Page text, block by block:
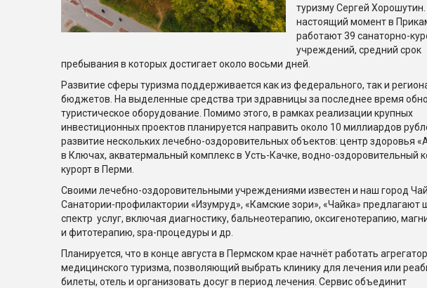
туризму Сергей Хорошутин.
настоящий момент в
работают 39 санаторно-
учреждений, средний срок
пребывания в которых достигает около восьми дней.
Развитие сферы туризма поддерживается как из федерального, так и
бюджетов. На выделенные средства три здравницы за последнее время
туристическое оборудование. Помимо этого, в рамках реализации крупных
инвестиционных проектов планируется направить около 10 миллиардов
развитие нескольких лечебно-оздоровительных объектов: центр здоровья
в Ключах, акватермальный комплекс в Усть-Качке, водно-оздоровительный
курорт в Перми.
Своими лечебно-оздоровительными учреждениями известен и наш город
Санатории-профилактории «Изумруд», «Камские зори», «Чайка» предлагают
спектр услуг, включая диагностику, бальнеотерапию, оксигенотерапию,
и фитотерапию, spa-процедуры и др.
Планируется, что в конце августа в Пермском крае начнёт работать агрегатор
медицинского туризма, позволяющий выбрать клинику для лечения или
билеты, отель и организовать досуг в период лечения. Сервис объединит